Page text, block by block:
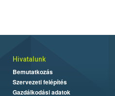
Hivatalunk
Bemutatkozás
Szervezeti felépítés
Gazdálkodási adatok